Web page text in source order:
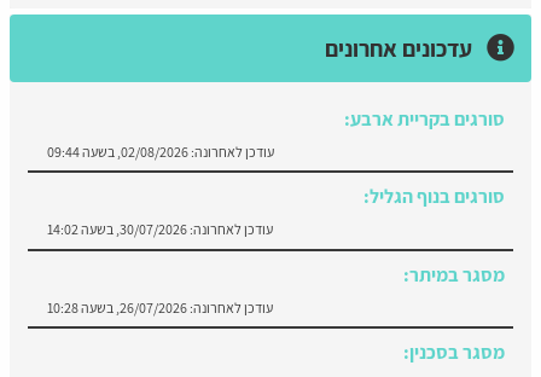
עדכונים אחרונים
סורגים בקריית ארבע:
עודכן לאחרונה: 02/08/2026, בשעה 09:44
סורגים בנוף הגליל:
עודכן לאחרונה: 30/07/2026, בשעה 14:02
מסגר במיתר:
עודכן לאחרונה: 26/07/2026, בשעה 10:28
מסגר בסכנין: